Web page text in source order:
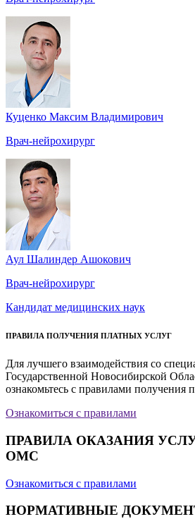
Куценко Максим Владимирович
Врач-нейрохирург
Аул Шалиндер Ашокович
Врач-нейрохирург
Кандидат медицинских наук
ПРАВИЛА ПОЛУЧЕНИЯ ПЛАТНЫХ УСЛУГ
Для лучшего взаимодействия со
Государственной Новосибирской
ознакомьтесь с правилами получения
Ознакомиться с правилами
ПРАВИЛА ОКАЗАНИЯ
ОМС
Ознакомиться с правилами
НОРМАТИВНЫЕ